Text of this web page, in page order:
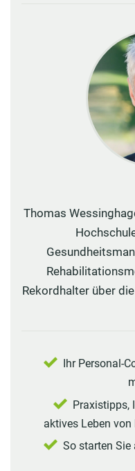
Thomas
Rekordhalter über
Ihr Personal-
Praxistipps,
aktives Leben
So starten